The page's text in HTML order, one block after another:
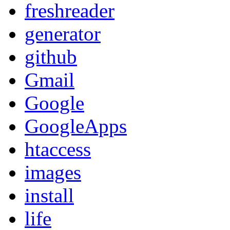
freshreader
generator
github
Gmail
Google
GoogleApps
htaccess
images
install
life